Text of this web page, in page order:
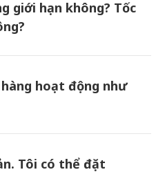
giới hạn không? Tốc
hạn và Japan Wireless không
nhiêu dung lượng tùy thích suốt
di động nào, tắc nghẽn nhà
đến tốc độ). Nếu xảy ra việc
hoạt động như
chọn giao hàng đến khách
hàng miễn cước—chỉ cần thả
Tôi có thể đặt